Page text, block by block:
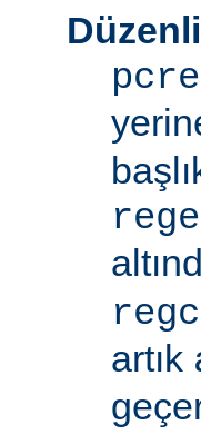
artık